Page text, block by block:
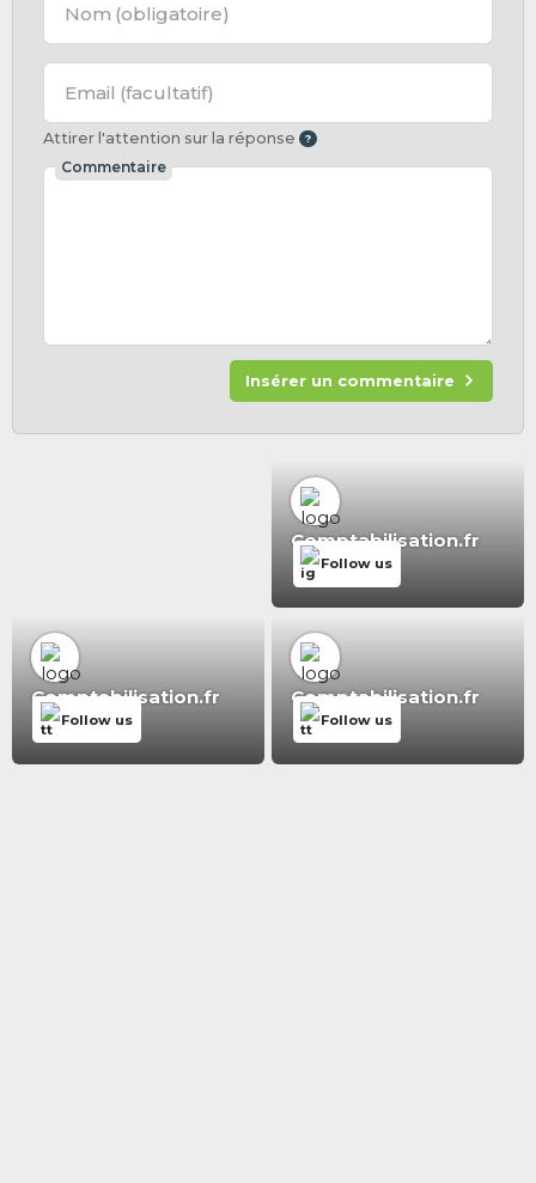
Nom (obligatoire)
Email (facultatif)
Attirer l'attention sur la réponse
Commentaire
Insérer un commentaire
Comptabilisation.fr
Follow us
Comptabilisation.fr
Follow us
Comptabilisation.fr
Follow us